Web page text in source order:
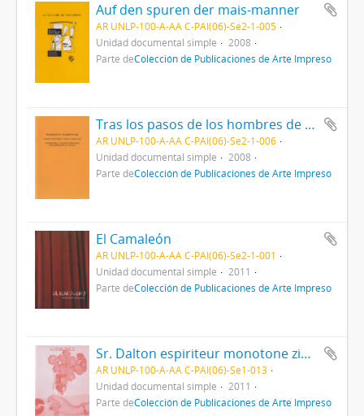
Auf den spuren der mais-manner
AR UNLP-100-A-AA C-PAI(06)-Se2-1-005
Unidad documental simple
2008
Parte deColección de Publicaciones de Arte Impreso
Tras los pasos de los hombres de maíz
AR UNLP-100-A-AA C-PAI(06)-Se2-1-006
Unidad documental simple
2008
Parte deColección de Publicaciones de Arte Impreso
El Camaleón
AR UNLP-100-A-AA C-PAI(06)-Se2-1-001
Unidad documental simple
2011
Parte deColección de Publicaciones de Arte Impreso
Sr. Dalton espiriteur monotone zine - Vol. 1
AR UNLP-100-A-AA C-PAI(06)-Se1-013
Unidad documental simple
2011
Parte deColección de Publicaciones de Arte Impreso